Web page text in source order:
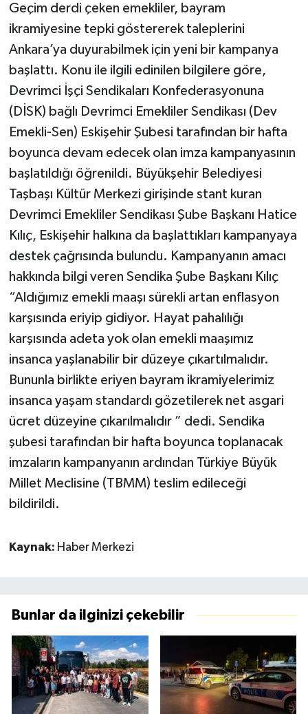
Geçim derdi çeken emekliler, bayram
ikramiyesine tepki göstererek taleplerini
Ankara’ya duyurabilmek için yeni bir kampanya
başlattı. Konu ile ilgili edinilen bilgilere göre,
Devrimci İşçi Sendikaları Konfederasyonuna
(DİSK) bağlı Devrimci Emekliler Sendikası (Dev
Emekli-Sen) Eskişehir Şubesi tarafından bir hafta
boyunca devam edecek olan imza kampanyasının
başlatıldığı öğrenildi. Büyükşehir Belediyesi
Taşbaşı Kültür Merkezi girişinde stant kuran
Devrimci Emekliler Sendikası Şube Başkanı Hatice
Kılıç, Eskişehir halkına da başlattıkları kampanyaya
destek çağrısında bulundu. Kampanyanın amacı
hakkında bilgi veren Sendika Şube Başkanı Kılıç
“Aldığımız emekli maaşı sürekli artan enflasyon
karşısında eriyip gidiyor. Hayat pahalılığı
karşısında adeta yok olan emekli maaşımız
insanca yaşlanabilir bir düzeye çıkartılmalıdır.
Bununla birlikte eriyen bayram ikramiyelerimiz
insanca yaşam standardı gözetilerek net asgari
ücret düzeyine çıkarılmalıdır ” dedi. Sendika
şubesi tarafından bir hafta boyunca toplanacak
imzaların kampanyanın ardından Türkiye Büyük
Millet Meclisine (TBMM) teslim edileceği
bildirildi.
Kaynak: Haber Merkezi
Bunlar da ilginizi çekebilir
Teknoloji
Yaşam
Yurttan